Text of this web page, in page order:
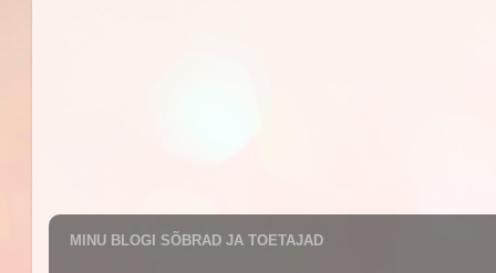
MINU BLOGI SÕBRAD JA TOETAJAD